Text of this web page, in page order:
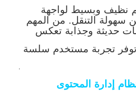
نظيف وبسيط لواجهة
سهولة التنقل. من المهم
حديثة وجذابة تعكس
.